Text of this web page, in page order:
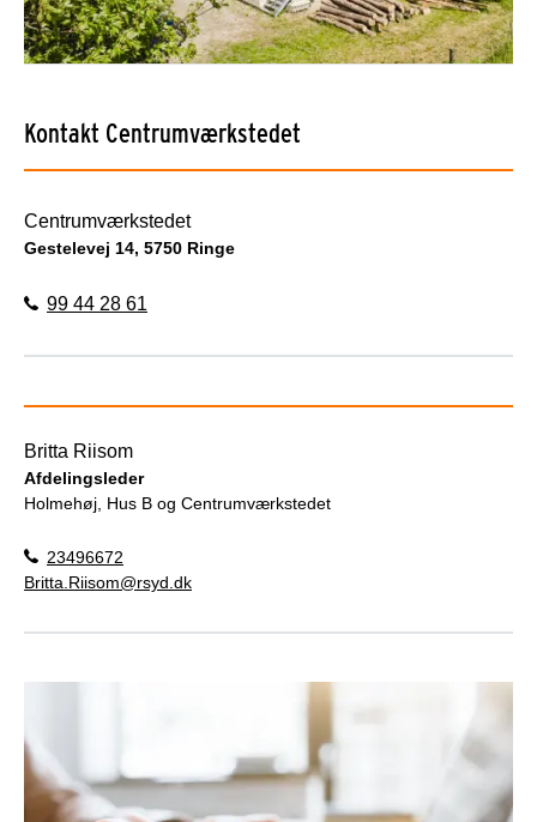
Kontakt Centrumværkstedet
Centrumværkstedet
Gestelevej 14, 5750 Ringe
99 44 28 61
Britta Riisom
Afdelingsleder
Holmehøj, Hus B og Centrumværkstedet
23496672
Britta.Riisom@rsyd.dk